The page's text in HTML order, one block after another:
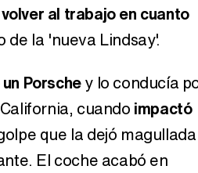
al trabajo en cuanto
de la 'nueva Lindsay'.
Porschey lo conducía
cuando impactó
que la dejó magullada
El coche acabó en